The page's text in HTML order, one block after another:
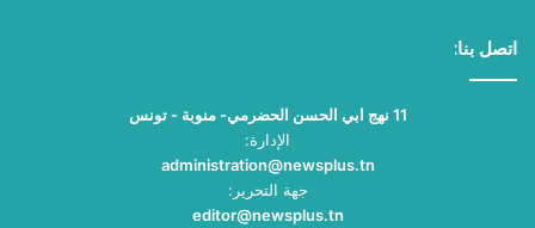
اتصل بنا:
11 نهج ابي الحسن الحضرمي- منوبة - تونس
الإدارة:
administration@newsplus.tn
جهة التحرير:
editor@newsplus.tn